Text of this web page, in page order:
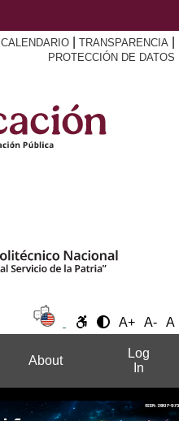
CALENDARIO TRANSPARENCIA
PROTECCIÓN DE DATOS
A+ A- A
About
Log
In